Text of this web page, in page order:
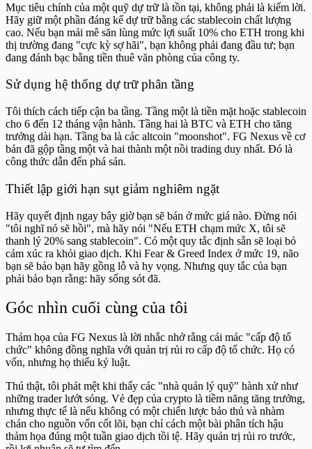
Mục tiêu chính của một quỹ dự trữ là tồn tại, không phải là kiếm lời.
Hãy giữ một phần đáng kể dự trữ bằng các stablecoin chất lượng
cao. Nếu bạn mải mê săn lùng mức lợi suất 10% cho ETH trong khi
thị trường đang "cực kỳ sợ hãi", bạn không phải đang đầu tư; bạn
đang đánh bạc bằng tiền thuê văn phòng của công ty.
Sử dụng hệ thống dự trữ phân tầng
Tôi thích cách tiếp cận ba tầng. Tầng một là tiền mặt hoặc stablecoin
cho 6 đến 12 tháng vận hành. Tầng hai là BTC và ETH cho tăng
trưởng dài hạn. Tầng ba là các altcoin "moonshot". FG Nexus về cơ
bản đã gộp tầng một và hai thành một nồi trading duy nhất. Đó là
công thức dẫn đến phá sản.
Thiết lập giới hạn sụt giảm nghiêm ngặt
Hãy quyết định ngay bây giờ bạn sẽ bán ở mức giá nào. Đừng nói
"tôi nghĩ nó sẽ hồi", mà hãy nói "Nếu ETH chạm mức X, tôi sẽ
thanh lý 20% sang stablecoin". Có một quy tắc định sẵn sẽ loại bỏ
cảm xúc ra khỏi giao dịch. Khi Fear & Greed Index ở mức 19, não
bạn sẽ bảo bạn hãy gồng lỗ và hy vọng. Nhưng quy tắc của bạn
phải bảo bạn rằng: hãy sống sót đã.
Góc nhìn cuối cùng của tôi
Thảm họa của FG Nexus là lời nhắc nhở rằng cái mác "cấp độ tổ
chức" không đồng nghĩa với quản trị rủi ro cấp độ tổ chức. Họ có
vốn, nhưng họ thiếu kỷ luật.
Thú thật, tôi phát mệt khi thấy các "nhà quản lý quỹ" hành xử như
những trader lướt sóng. Vẻ đẹp của crypto là tiềm năng tăng trưởng,
nhưng thực tế là nếu không có một chiến lược bảo thủ và nhàm
chán cho nguồn vốn cốt lõi, bạn chỉ cách một bài phân tích hậu
thảm họa đúng một tuần giao dịch tồi tệ. Hãy quản trị rủi ro trước,